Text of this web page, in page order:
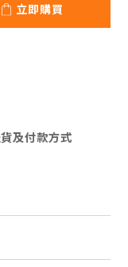
立即購買
及付款方式